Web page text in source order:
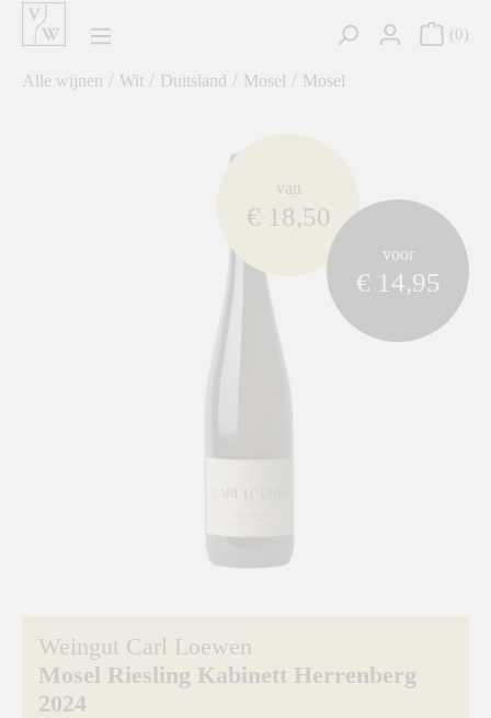
0
Alle wijnen / Wit / Duitsland / Mosel / Mosel
van
€ 18,50
voor
€ 14,95
Weingut Carl Loewen
Mosel Riesling Kabinett Herrenberg
2024